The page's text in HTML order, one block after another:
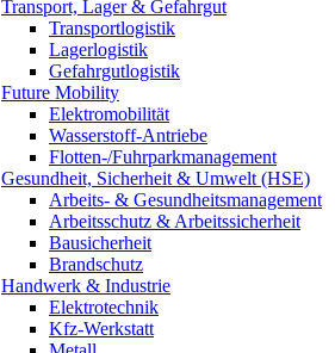
Transport, Lager & Gefahrgut
Transportlogistik
Lagerlogistik
Gefahrgutlogistik
Future Mobility
Elektromobilität
Wasserstoff-Antriebe
Flotten-/Fuhrparkmanagement
Gesundheit, Sicherheit & Umwelt (HSE)
Arbeits- & Gesundheitsmanagement
Arbeitsschutz & Arbeitssicherheit
Bausicherheit
Brandschutz
Handwerk & Industrie
Elektrotechnik
Kfz-Werkstatt